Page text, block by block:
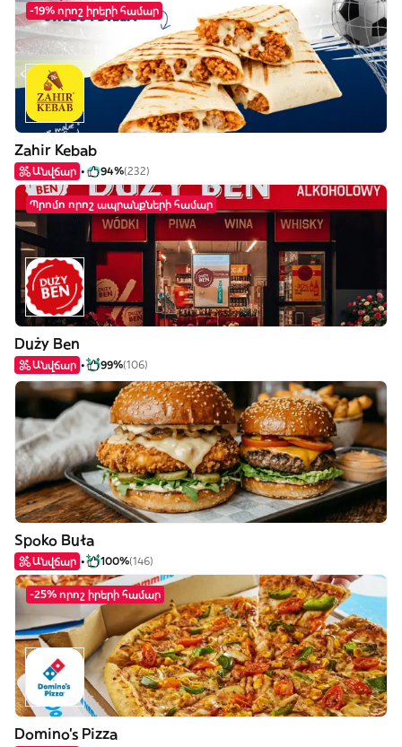
-19% որոշ իրերի համար
Zahir Kebab
Անվճար 94%(232)
Պրոմո որոշ ապրանքների համար
Duży Ben
Անվճար 99%(106)
Spoko Buła
Անվճար 100%(146)
-25% որոշ իրերի համար
Domino's Pizza